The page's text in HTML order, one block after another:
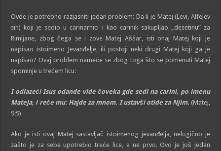
Ovde je potrebno razjasniti jedan problem: Da li je Matej (Levi, Alfejev
sin) koji je sedio u carinarnici i kao carinik sakupljao „desetinu” za
Rimljane, zbog čega se i zove Matej Aššar, isti onaj Matej koji je
napisao istoimeno Jevanđelje, ili postoji neki drugi Matej koji ga je
napisao? Ovaj problem nameće se zbog toga što se pomenuti Matej
spominje u trećem licu:
I odlazeći Isus odande vide čoveka gde sedi na carini, po imenu
Mateja, i reče mu: Hajde za mnom. I ustavši otide za Njim. (Matej,
9:9)
Ako je isti ovaj Matej sastavljač istoimenog jevanđelja, nelogično je
zašto je za sebe upotrebio treće lice, a ne prvo. Ovo je još jedan